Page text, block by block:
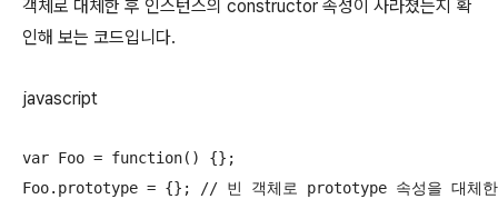
객체로 대체한 후 인스턴스의 constructor 속성이 사라졌는지 확
인해 보는 코드입니다.
javascript
var Foo = function() {};
Foo.prototype = {}; // 빈 객체로 prototype 속성을 대체